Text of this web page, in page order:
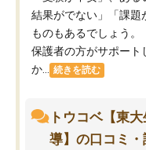
結果がでない」「課題
ものもあるでしょう。
保護者の方がサポート
か...
続きを読む
トウコベ【東
導】の口コミ・